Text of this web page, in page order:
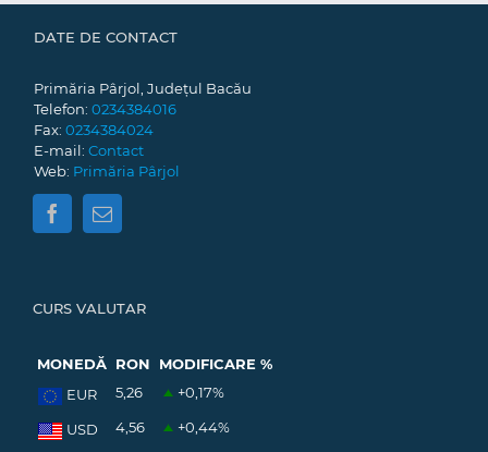
DATE DE CONTACT
Primăria Pârjol, Județul Bacău
Telefon: 0234384016
Fax: 0234384024
E-mail: Contact
Web: Primăria Pârjol
CURS VALUTAR
MONEDĂ RON
MODIFICARE %
EUR
5,26 +0,17%
USD 4,56 +0,44%